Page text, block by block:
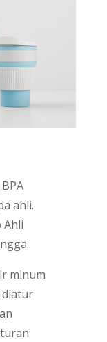
ahli.
Ahli
minum
diatur